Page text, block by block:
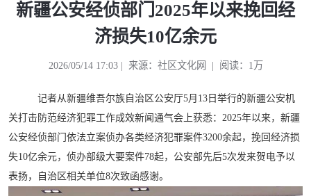
新疆公安经侦部门2025年以来挽回经
济损失10亿余元
2026/05/14 17:03 | 来源：社区文化网 | 阅读：1万
记者从新疆维吾尔族自治区公安厅5月13日举行的新疆公安机
关打击防范经济犯罪工作成效新闻通气会上获悉：2025年以来，新疆
公安经侦部门依法立案侦办各类经济犯罪案件3200余起，挽回经济损
失10亿余元，侦办部级大要案件78起，公安部先后5次发来贺电予以
表扬，自治区相关单位8次致函感谢。